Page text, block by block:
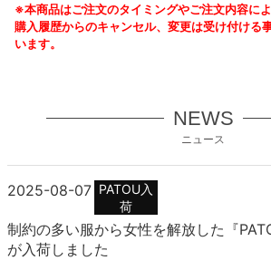
※本商品はご注文のタイミングやご注文内容によ
購入履歴からのキャンセル、変更は受け付ける
います。
NEWS
ニュース
2025-08-07 PATOU入
荷
制約の多い服から女性を解放した『
が入荷しました